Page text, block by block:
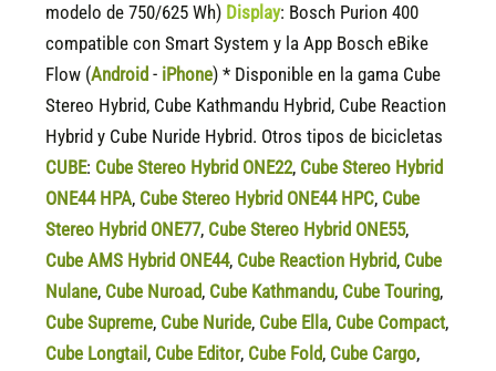
modelo de 750/625 Wh) Display: Bosch Purion 400
compatible con Smart System y la App Bosch eBike
Flow (Android - iPhone) * Disponible en la gama Cube
Stereo Hybrid, Cube Kathmandu Hybrid, Cube Reaction
Hybrid y Cube Nuride Hybrid. Otros tipos de bicicletas
CUBE: Cube Stereo Hybrid ONE22, Cube Stereo Hybrid
ONE44 HPA, Cube Stereo Hybrid ONE44 HPC, Cube
Stereo Hybrid ONE77, Cube Stereo Hybrid ONE55,
Cube AMS Hybrid ONE44, Cube Reaction Hybrid, Cube
Nulane, Cube Nuroad, Cube Kathmandu, Cube Touring,
Cube Supreme, Cube Nuride, Cube Ella, Cube Compact,
Cube Longtail , Cube Editor, Cube Fold, Cube Cargo,